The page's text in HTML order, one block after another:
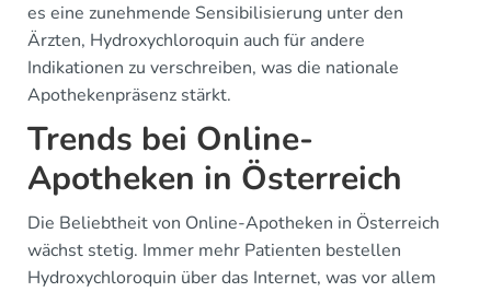
es eine zunehmende Sensibilisierung unter den
Ärzten, Hydroxychloroquin auch für andere
Indikationen zu verschreiben, was die nationale
Apothekenpräsenz stärkt.
Trends bei Online-
Apotheken in Österreich
Die Beliebtheit von Online-Apotheken in Österreich
wächst stetig. Immer mehr Patienten bestellen
Hydroxychloroquin über das Internet, was vor allem